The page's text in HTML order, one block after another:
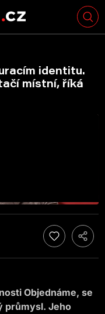
identitu.
místní, říká
Objednáme, se
průmysl. Jeho